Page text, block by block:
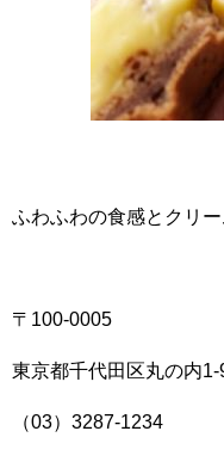
ふわふわの食感とクリ
〒100-0005
東京都千代田区丸の内
（03）3287-1234